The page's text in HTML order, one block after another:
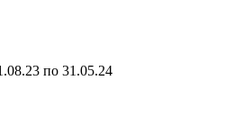
по 31.05.24